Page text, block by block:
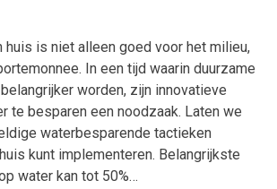
huis is niet alleen goed voor het milieu,
In een tijd waarin duurzame
worden, zijn innovatieve
te besparen een noodzaak. Laten we
waterbesparende tactieken
kunt implementeren. Belangrijkste
water kan tot 50%…